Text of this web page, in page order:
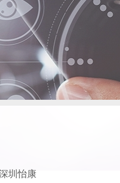
圳怡康